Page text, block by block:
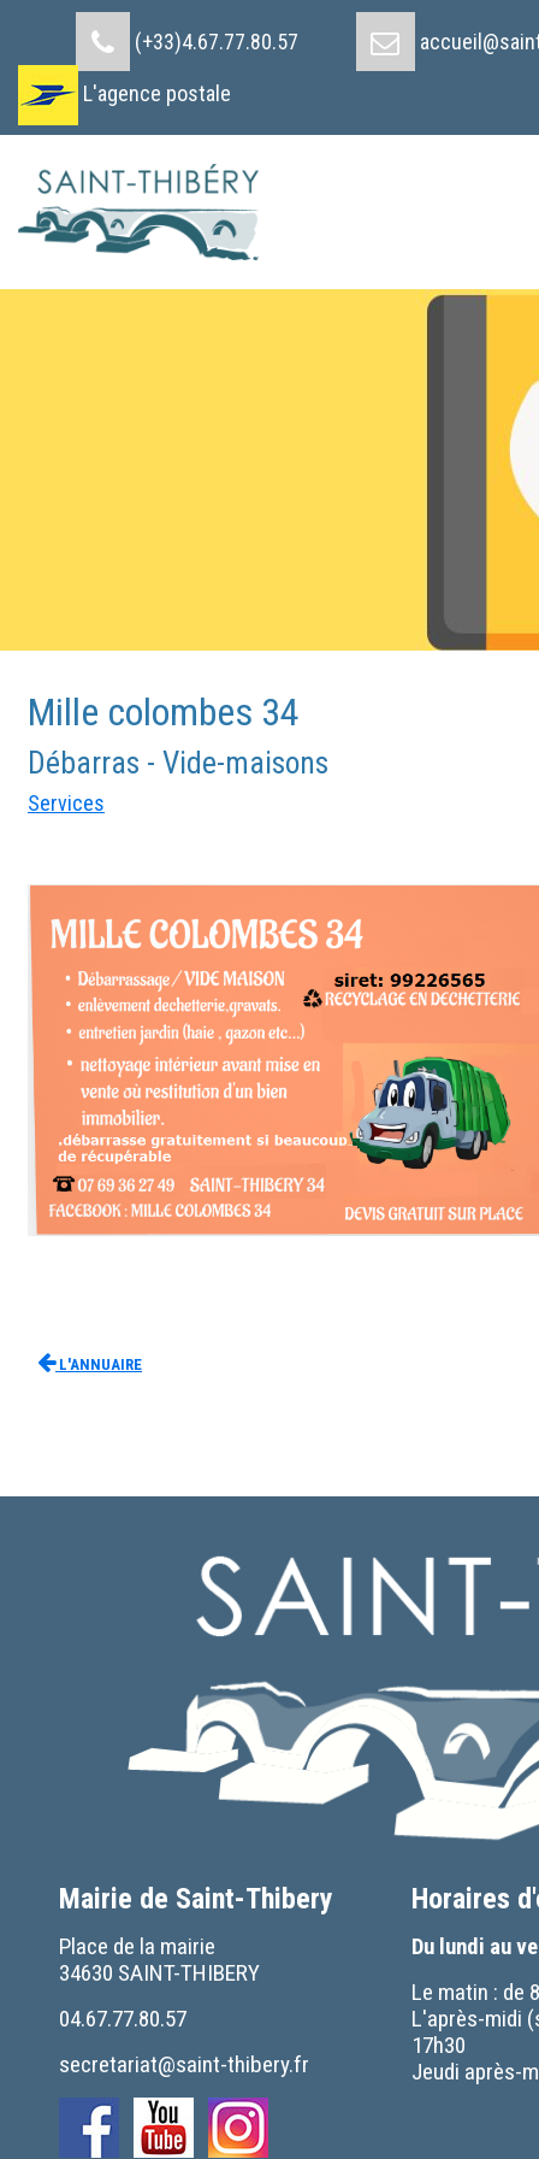
(+33)4.67.77.80.57
L'agence postale
Mille colombes 34
Débarras - Vide-maisons
Services
L'Annuaire
Mairie de Saint-Thibery
Place de la mairie
34630 SAINT-THIBERY
04.67.77.80.57
secretariat@saint-thibery.fr
Horaires
Du lundi au
Le matin : de
L'après-midi
17h30
Jeudi après-
Cookies management panel